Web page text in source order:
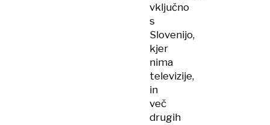
vključno
s
Slovenijo,
kjer
nima
televizije,
in
več
drugih